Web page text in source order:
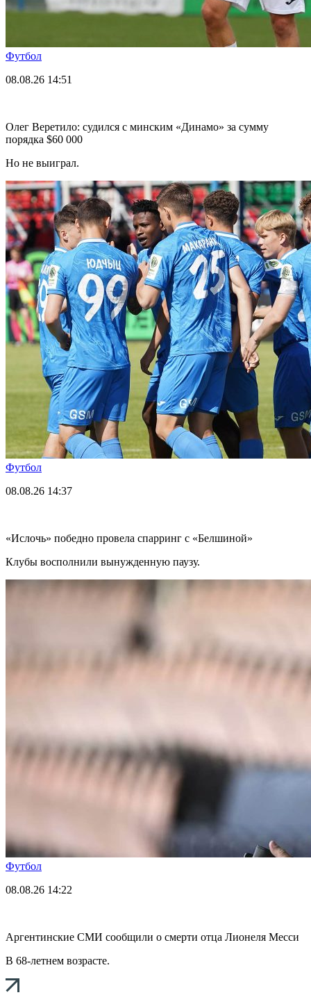
Футбол
08.08.26 14:51
Олег Веретило: судился с минским «Динамо» за сумму
порядка $60 000
Но не выиграл.
Футбол
08.08.26 14:37
«Ислочь» победно провела спарринг с «Белшиной»
Клубы восполнили вынужденную паузу.
Футбол
08.08.26 14:22
Аргентинские СМИ сообщили о смерти отца Лионеля Месси
В 68-летнем возрасте.